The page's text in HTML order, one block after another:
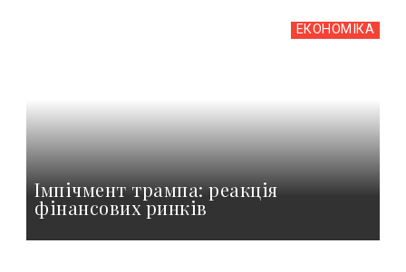
ЕКОНОМІКА
Імпічмент трампа: реакція
фінансових ринків